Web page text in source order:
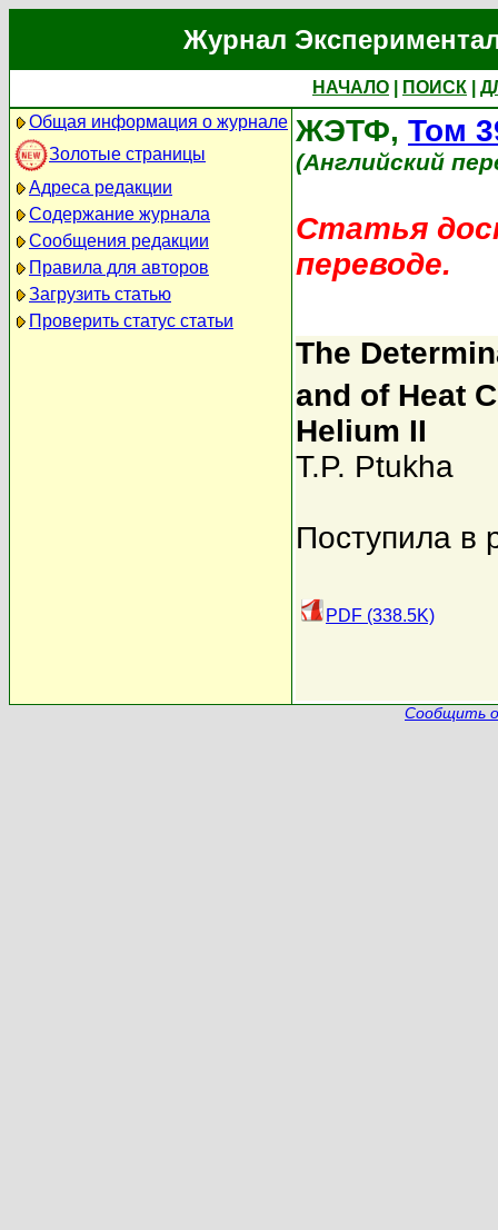
Журнал
НАЧАЛО ПОИСК
Общая информация о журнале
Золотые страницы
Адреса редакции
Содержание журнала
Сообщения редакции
Правила для авторов
Загрузить статью
Проверить статус статьи
ЖЭТФ, Том
(Английский
Статья
переводе.
The
and of Heat
Helium II
T.P. Ptukha
Поступила в
PDF (338.5K)
Сообщить о